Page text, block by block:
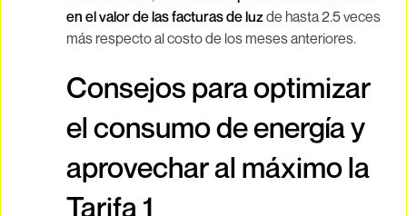
en el valor de las facturas de luzde hasta 2.5 veces
más respecto al costo de los meses anteriores.
Consejos para optimizar
el consumo de energía y
aprovechar al máximo la
Tarifa 1